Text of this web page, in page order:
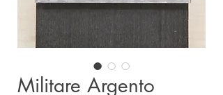
Militare Argento